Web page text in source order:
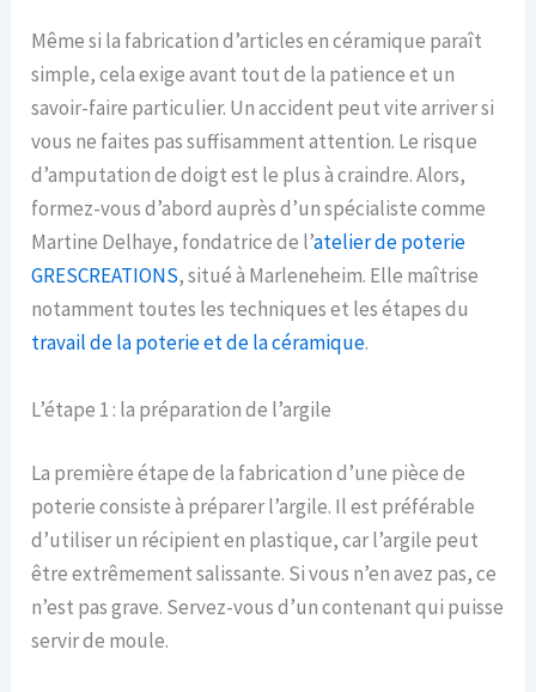
Même si la fabrication d’articles en céramique paraît
simple, cela exige avant tout de la patience et un
savoir-faire particulier. Un accident peut vite arriver si
vous ne faites pas suffisamment attention. Le risque
d’amputation de doigt est le plus à craindre. Alors,
formez-vous d’abord auprès d’un spécialiste comme
Martine Delhaye, fondatrice de l’atelier de poterie
GRESCREATIONS, situé à Marleneheim. Elle maîtrise
notamment toutes les techniques et les étapes du
travail de la poterie et de la céramique.
L’étape 1 : la préparation de l’argile
La première étape de la fabrication d’une pièce de
poterie consiste à préparer l’argile. Il est préférable
d’utiliser un récipient en plastique, car l’argile peut
être extrêmement salissante. Si vous n’en avez pas, ce
n’est pas grave. Servez-vous d’un contenant qui puisse
servir de moule.